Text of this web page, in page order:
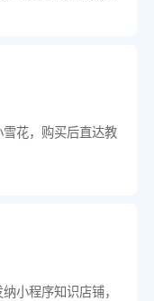
花，购买后直达教
小程序知识店铺，